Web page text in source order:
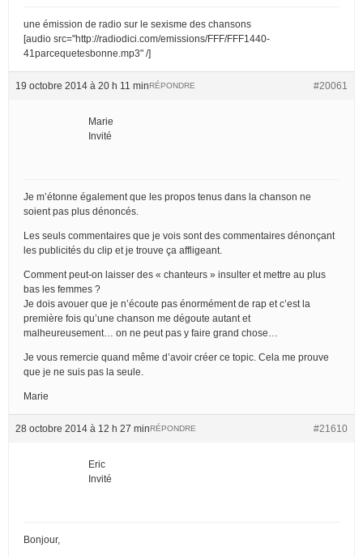
une émission de radio sur le sexisme des chansons
[audio src="http://radiodici.com/emissions/FFF/FFF1440-
41parcequetesbonne.mp3" /]
19 octobre 2014 à 20 h 11 min #20061
RÉPONDRE
Marie
Invité
Je m’étonne également que les propos tenus dans la chanson ne
soient pas plus dénoncés.
Les seuls commentaires que je vois sont des commentaires dénonçant
les publicités du clip et je trouve ça affligeant.
Comment peut-on laisser des « chanteurs » insulter et mettre au plus
bas les femmes ?
Je dois avouer que je n’écoute pas énormément de rap et c’est la
première fois qu’une chanson me dégoute autant et
malheureusement… on ne peut pas y faire grand chose…
Je vous remercie quand même d’avoir créer ce topic. Cela me prouve
que je ne suis pas la seule.
Marie
28 octobre 2014 à 12 h 27 min #21610
RÉPONDRE
Eric
Invité
Bonjour,